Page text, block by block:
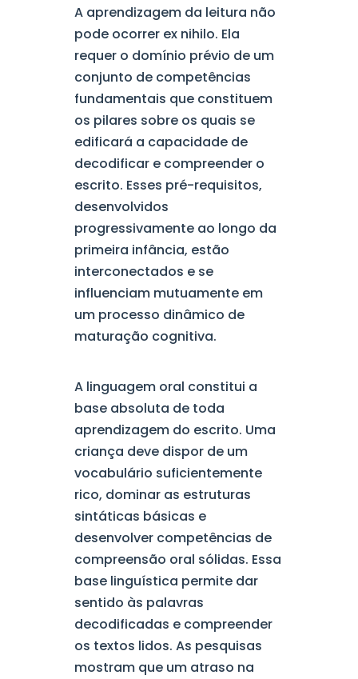
A aprendizagem da leitura não
pode ocorrer ex nihilo. Ela
requer o domínio prévio de um
conjunto de competências
fundamentais que constituem
os pilares sobre os quais se
edificará a capacidade de
decodificar e compreender o
escrito. Esses pré-requisitos,
desenvolvidos
progressivamente ao longo da
primeira infância, estão
interconectados e se
influenciam mutuamente em
um processo dinâmico de
maturação cognitiva.
A linguagem oral constitui a
base absoluta de toda
aprendizagem do escrito. Uma
criança deve dispor de um
vocabulário suficientemente
rico, dominar as estruturas
sintáticas básicas e
desenvolver competências de
compreensão oral sólidas. Essa
base linguística permite dar
sentido às palavras
decodificadas e compreender
os textos lidos. As pesquisas
mostram que um atraso na